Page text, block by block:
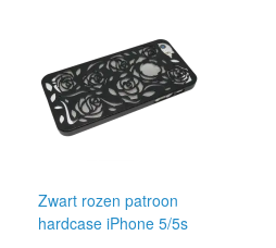
Zwart rozen patroon
hardcase iPhone 5/5s